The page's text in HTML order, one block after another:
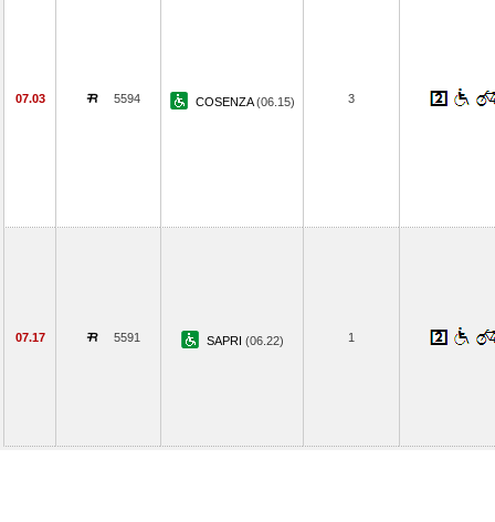
07.03 5594 COSENZA(06.15) 3
07.17 5591 SAPRI (06.22) 1